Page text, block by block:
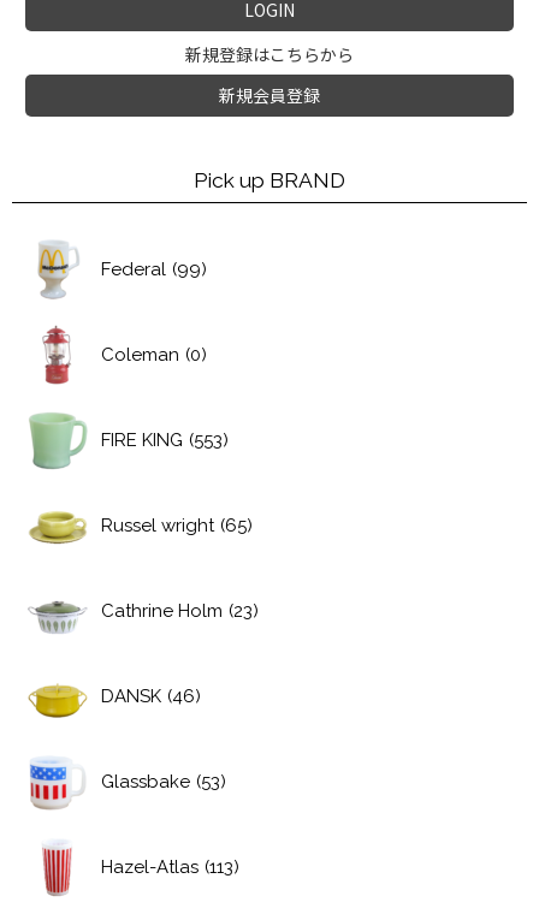
LOGIN
新規登録はこちらから
新規会員登録
Pick up BRAND
Federal (99)
Coleman (0)
FIRE KING (553)
Russel wright (65)
Cathrine Holm (23)
DANSK (46)
Glassbake (53)
Hazel-Atlas (113)